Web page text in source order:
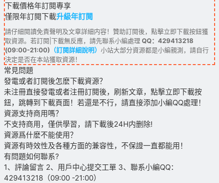
下載價格年訂閱專享
僅限年訂閱下載升級年訂閱
請仔細閱讀免責聲明及文章詳細内容！贊助訂閱後，點擊立即下載按鈕獲
取資源。若訂閱|下載無反應，請先聯系小編處理 QQ：429413218
(09:00-21:00) （訂閱詳細說明） 小站大部分資源都是小編親測，請自行
決定是否在本站獲取資源！
常見問題
發電或者訂閱後怎麽下載資源？
未注冊直接發電或者注冊訂閱後，刷新文章，點擊立即下載按
鈕，跳轉到下載頁面！若還是不行，請直接添加小編QQ處理！
資源支持商用嗎？
不支持商用，僅供學習，請下載後24H内删除!
資源爲什麽不能使用？
資源有時效性及各種方面的兼容性，不保證一直都能用！
有問題如何聯系?
1、評論留言 2、用戶中心提交工單 3、聯系小編QQ：
429413218（09:00 -21:00）